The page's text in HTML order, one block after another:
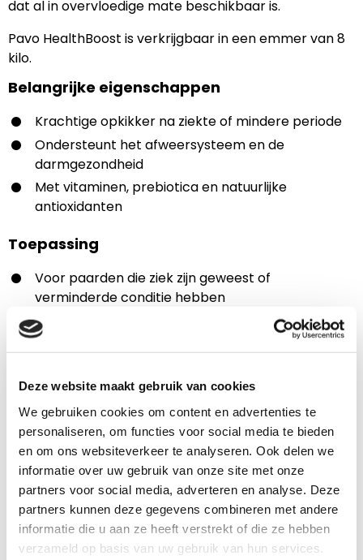
Deze website maakt gebruik van cookies
We gebruiken cookies om content en advertenties te
personaliseren, om functies voor social media te bieden
en om ons websiteverkeer te analyseren. Ook delen we
informatie over uw gebruik van onze site met onze
partners voor social media, adverteren en analyse. Deze
partners kunnen deze gegevens combineren met andere
informatie die u aan ze heeft verstrekt of die ze hebben
verzameld op basis van uw gebruik van hun services.
dat al in overvloedige mate beschikbaar is.
Pavo HealthBoost is verkrijgbaar in een emmer van 8
kilo.
Belangrijke eigenschappen
Krachtige opkikker na ziekte of mindere periode
Ondersteunt het afweersysteem en de
darmgezondheid
Met vitaminen, prebiotica en natuurlijke
antioxidanten
Toepassing
Voor paarden die ziek zijn geweest of
verminderde conditie hebben
Voor paarden met een slechte weerstand
Voor futloze paarden die meer energie kunnen
Voor paarden die om onbekende reden in een dip
zitten
Specificaties
Voervoorschrift